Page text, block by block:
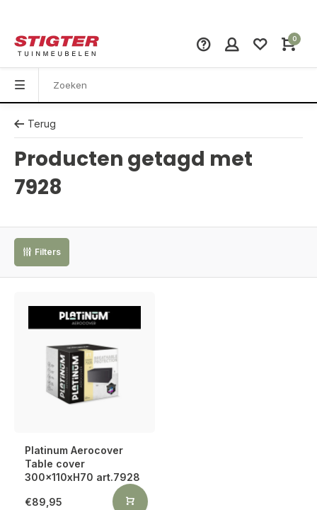
0
Terug
Producten getagd met
7928
Filters
Platinum Aerocover
Table cover
300x110xH70 art.7928
€89,95